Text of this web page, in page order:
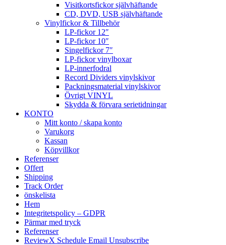
Visitkortsfickor självhäftande
CD, DVD, USB självhäftande
Vinylfickor & Tillbehör
LP-fickor 12″
LP-fickor 10″
Singelfickor 7″
LP-fickor vinylboxar
LP-innerfodral
Record Dividers vinylskivor
Packningsmaterial vinylskivor
Övrigt VINYL
Skydda & förvara serietidningar
KONTO
Mitt konto / skapa konto
Varukorg
Kassan
Köpvillkor
Referenser
Offert
Shipping
Track Order
önskelista
Hem
Integritetspolicy – GDPR
Pärmar med tryck
Referenser
ReviewX Schedule Email Unsubscribe